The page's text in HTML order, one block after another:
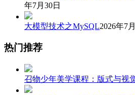
年7月30日
大模型技术之MySQL2026年7
热门推荐
召物少年美学课程：版式与视